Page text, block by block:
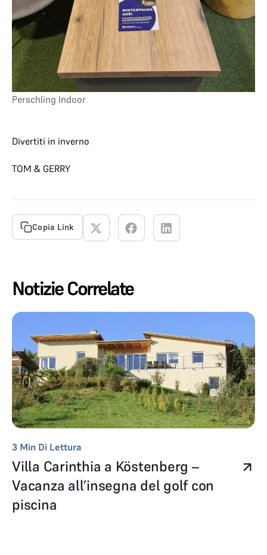
Perschling Indoor
Divertiti in inverno
TOM & GERRY
Copia Link
Notizie Correlate
3 Min Di Lettura
Villa Carinthia a Köstenberg –
Vacanza all’insegna del golf con
piscina